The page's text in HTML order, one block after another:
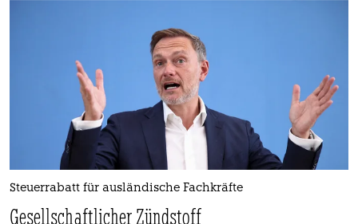
Steuerrabatt für ausländische Fachkräfte
Gesellschaftlicher Zündstoff